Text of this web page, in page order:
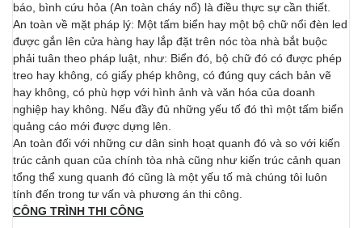
báo, bình cứu hỏa (An toàn cháy nổ) là điều thực sự cần thiết.
An toàn về mặt pháp lý: Một tấm biển hay một bộ chữ nổi đèn led
được gắn lên cửa hàng hay lắp đặt trên nóc tòa nhà bắt buộc
phải tuân theo pháp luật, như: Biển đó, bộ chữ đó có được phép
treo hay không, có giấy phép không, có đúng quy cách bản vẽ
hay không, có phù hợp với hình ảnh và văn hóa của doanh
nghiệp hay không. Nếu đầy đủ những yếu tố đó thì một tấm biển
quảng cáo mới được dựng lên.
An toàn đối với những cư dân sinh hoạt quanh đó và so với kiến
trúc cảnh quan của chính tòa nhà cũng như kiến trúc cảnh quan
tổng thể xung quanh đó cũng là một yếu tố mà chúng tôi luôn
tính đến trong tư vấn và phương án thi công.
CÔNG TRÌNH THI CÔNG